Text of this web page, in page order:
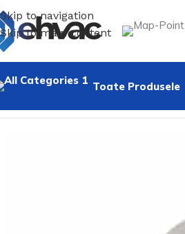
Skip to navigation
Skip to main content
Toate Produsele